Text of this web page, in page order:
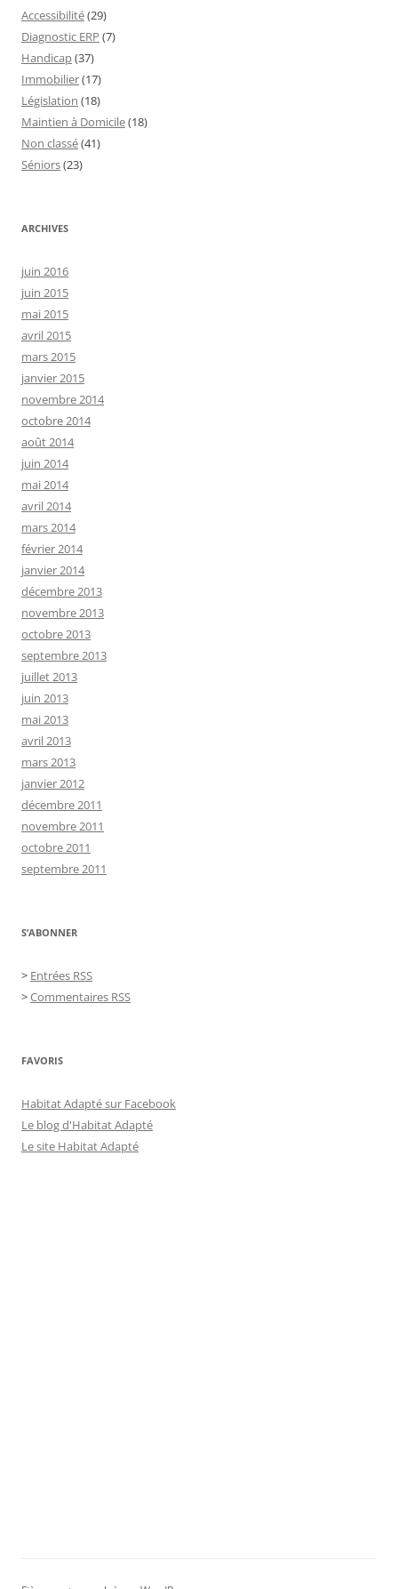
Accessibilité(29)
Diagnostic ERP (7)
Handicap(37)
Immobilier(17)
Législation (18)
Maintien à Domicile(18)
Non classé(41)
Séniors(23)
ARCHIVES
juin 2016
juin 2015
mai 2015
avril 2015
mars 2015
janvier 2015
novembre 2014
octobre 2014
août 2014
juin 2014
mai 2014
avril 2014
mars 2014
février 2014
janvier 2014
décembre 2013
novembre 2013
octobre 2013
septembre 2013
juillet 2013
juin 2013
mai 2013
avril 2013
mars 2013
janvier 2012
décembre 2011
novembre 2011
octobre 2011
septembre 2011
S’ABONNER
> Entrées RSS
>Commentaires RSS
FAVORIS
Habitat Adapté sur Facebook
Le blog d'Habitat Adapté
Le site Habitat Adapté